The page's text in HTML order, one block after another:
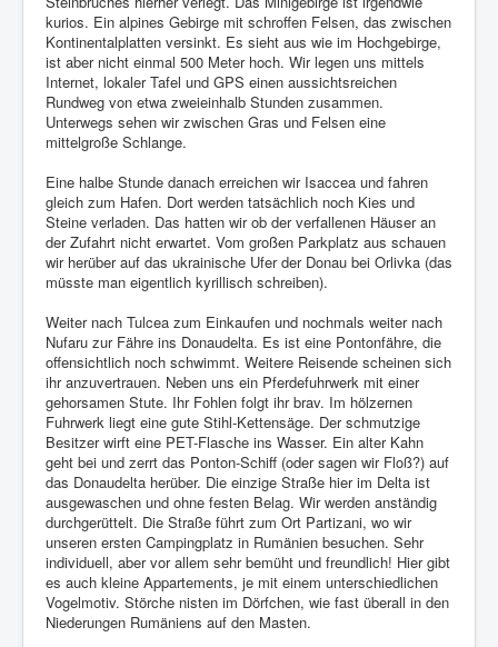
kurios. Ein alpines Gebirge mit schroffen Felsen, das zwischen
Kontinentalplatten versinkt. Es sieht aus wie im Hochgebirge,
ist aber nicht einmal 500 Meter hoch. Wir legen uns mittels
Internet, lokaler Tafel und GPS einen aussichtsreichen
Rundweg von etwa zweieinhalb Stunden zusammen.
Unterwegs sehen wir zwischen Gras und Felsen eine
mittelgroße Schlange.
Eine halbe Stunde danach erreichen wir Isaccea und fahren
gleich zum Hafen. Dort werden tatsächlich noch Kies und
Steine verladen. Das hatten wir ob der verfallenen Häuser an
der Zufahrt nicht erwartet. Vom großen Parkplatz aus schauen
wir herüber auf das ukrainische Ufer der Donau bei Orlivka (das
müsste man eigentlich kyrillisch schreiben).
Weiter nach Tulcea zum Einkaufen und nochmals weiter nach
Nufaru zur Fähre ins Donaudelta. Es ist eine Pontonfähre, die
offensichtlich noch schwimmt. Weitere Reisende scheinen sich
ihr anzuvertrauen. Neben uns ein Pferdefuhrwerk mit einer
gehorsamen Stute. Ihr Fohlen folgt ihr brav. Im hölzernen
Fuhrwerk liegt eine gute Stihl-Kettensäge. Der schmutzige
Besitzer wirft eine PET-Flasche ins Wasser. Ein alter Kahn
geht bei und zerrt das Ponton-Schiff (oder sagen wir Floß?) auf
das Donaudelta herüber. Die einzige Straße hier im Delta ist
ausgewaschen und ohne festen Belag. Wir werden anständig
durchgerüttelt. Die Straße führt zum Ort Partizani, wo wir
unseren ersten Campingplatz in Rumänien besuchen. Sehr
individuell, aber vor allem sehr bemüht und freundlich! Hier gibt
es auch kleine Appartements, je mit einem unterschiedlichen
Vogelmotiv. Störche nisten im Dörfchen, wie fast überall in den
Niederungen Rumäniens auf den Masten.